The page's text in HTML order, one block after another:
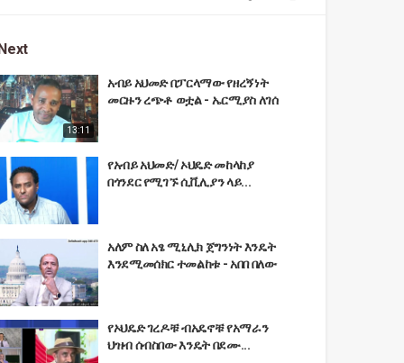
13:11
አብይ አህመድ በፓርላማው የዘረኝነት
መርዙን ረጭቶ ወቷል - ኤርሚያስ ለገሰ
የአብይ አህመድ/ ኦህዴድ መከላከያ
በጎንደር የሚገኙ ሲቪሊያን ላይ...
አለም ስለ አፄ ሚኒሊክ ጀግንነት እንዴት
እንደሚመሰክር ተመልከቱ - አበበ በለው
የኦህዴድ ገረዶቹ ብአዴኖቹ የአማራን
ህዝብ ሰብስበው እንዴት በደሙ...